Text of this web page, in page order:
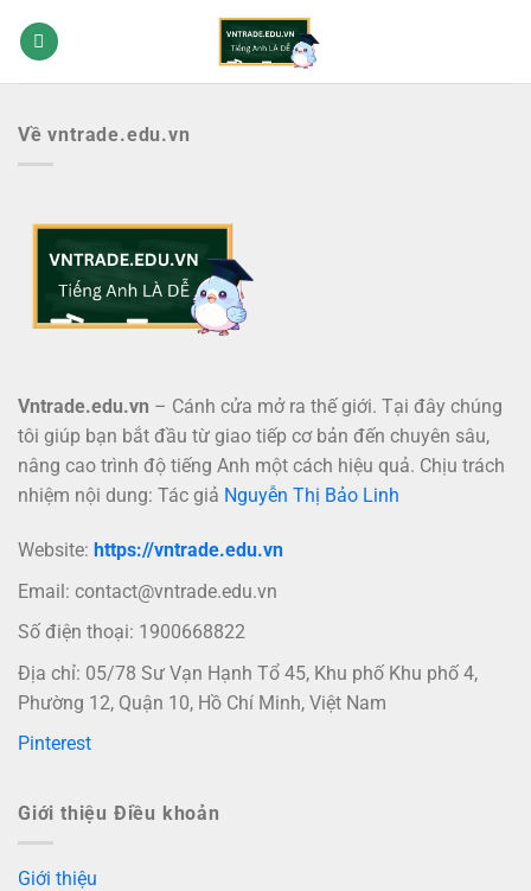
qua
Về vntrade.edu.vn
Vntrade.edu.vn – Cánh cửa mở ra thế giới. Tại đây chúng
tôi giúp bạn bắt đầu từ giao tiếp cơ bản đến chuyên sâu,
nâng cao trình độ tiếng Anh một cách hiệu quả. Chịu trách
nhiệm nội dung: Tác giả Nguyễn Thị Bảo Linh
Website: https://vntrade.edu.vn
Email: contact@vntrade.edu.vn
Số điện thoại: 1900668822
Địa chỉ: 05/78 Sư Vạn Hạnh Tổ 45, Khu phố Khu phố 4,
Phường 12, Quận 10, Hồ Chí Minh, Việt Nam
Pinterest
Giới thiệu Điều khoản
Giới thiệu